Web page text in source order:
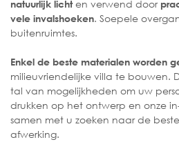
natuurlijk lichten verwend door
vele invalshoeken. Soepele
buitenruimtes.
Enkel de beste materialen worden
milieuvriendelijke villa te bouwen.
tal van mogelijkheden om uw
drukken op het ontwerp en onze
samen met u zoeken naar de
afwerking.